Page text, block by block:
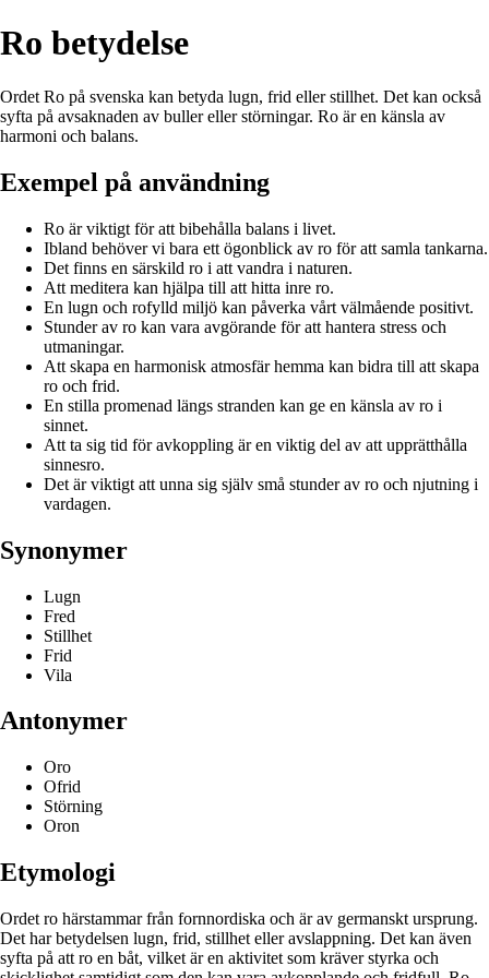
Ro betydelse
Ordet Ro på svenska kan betyda lugn, frid eller stillhet. Det kan också
syfta på avsaknaden av buller eller störningar. Ro är en känsla av
harmoni och balans.
Exempel på användning
Ro är viktigt för att bibehålla balans i livet.
Ibland behöver vi bara ett ögonblick av ro för att samla tankarna.
Det finns en särskild ro i att vandra i naturen.
Att meditera kan hjälpa till att hitta inre ro.
En lugn och rofylld miljö kan påverka vårt välmående positivt.
Stunder av ro kan vara avgörande för att hantera stress och
utmaningar.
Att skapa en harmonisk atmosfär hemma kan bidra till att skapa
ro och frid.
En stilla promenad längs stranden kan ge en känsla av ro i
sinnet.
Att ta sig tid för avkoppling är en viktig del av att upprätthålla
sinnesro.
Det är viktigt att unna sig själv små stunder av ro och njutning i
vardagen.
Synonymer
Lugn
Fred
Stillhet
Frid
Vila
Antonymer
Oro
Ofrid
Störning
Oron
Etymologi
Ordet ro härstammar från fornnordiska och är av germanskt ursprung.
Det har betydelsen lugn, frid, stillhet eller avslappning. Det kan även
syfta på att ro en båt, vilket är en aktivitet som kräver styrka och